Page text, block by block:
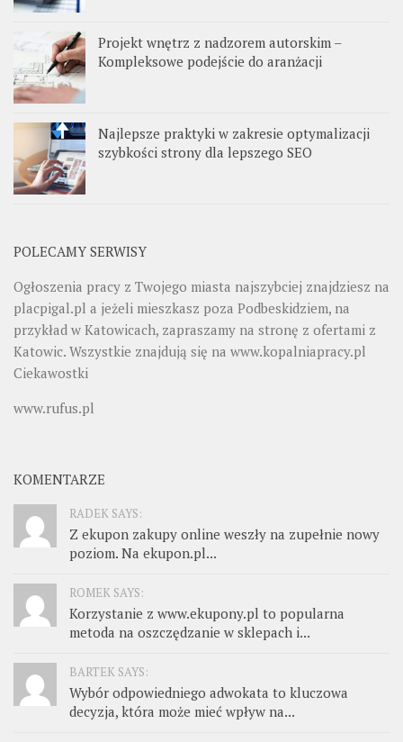
Projekt wnętrz z nadzorem autorskim –
Kompleksowe podejście do aranżacji
Najlepsze praktyki w zakresie optymalizacji
szybkości strony dla lepszego SEO
POLECAMY SERWISY
Ogłoszenia pracy z Twojego miasta najszybciej znajdziesz na
placpigal.pl a jeżeli mieszkasz poza Podbeskidziem, na
przykład w Katowicach, zapraszamy na stronę z ofertami z
Katowic. Wszystkie znajdują się na www.kopalniapracy.pl
Ciekawostki
www.rufus.pl
KOMENTARZE
RADEK SAYS:
Z ekupon zakupy online weszły na zupełnie nowy
poziom. Na ekupon.pl...
ROMEK SAYS:
Korzystanie z www.ekupony.pl to popularna
metoda na oszczędzanie w sklepach i...
BARTEK SAYS:
Wybór odpowiedniego adwokata to kluczowa
decyzja, która może mieć wpływ na...